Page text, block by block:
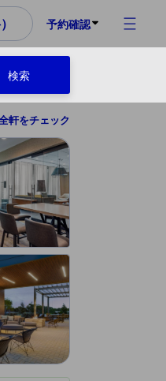
予約確認
アウト日を移動します。
検索
軒をチェック
にとっても参考となる信頼で